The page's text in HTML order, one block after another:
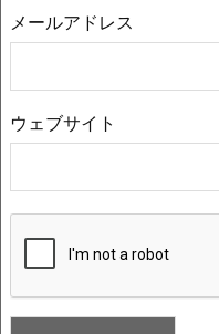
メールアドレス
ウェブサイト